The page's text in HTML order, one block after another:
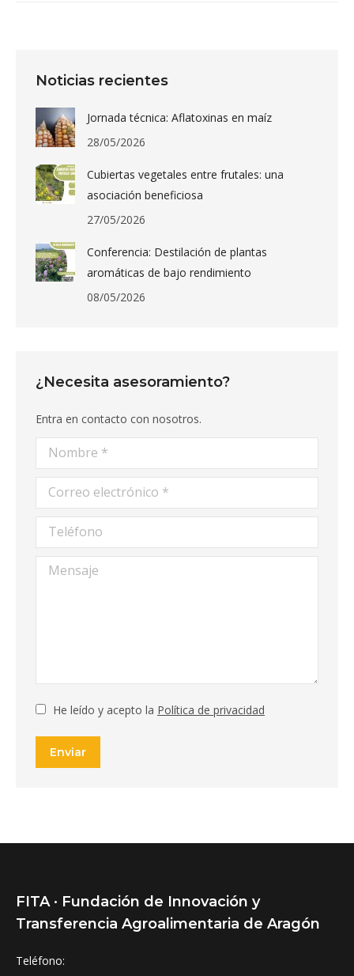
Noticias recientes
Jornada técnica: Aflatoxinas en maíz
28/05/2026
Cubiertas vegetales entre frutales: una
asociación beneficiosa
27/05/2026
Conferencia: Destilación de plantas
aromáticas de bajo rendimiento
08/05/2026
¿Necesita asesoramiento?
Entra en contacto con nosotros.
Nombre *
Correo electrónico *
Teléfono
Mensaje
He leído y acepto la Política de privacidad
Enviar
FITA · Fundación de Innovación y
Transferencia Agroalimentaria de Aragón
Teléfono: